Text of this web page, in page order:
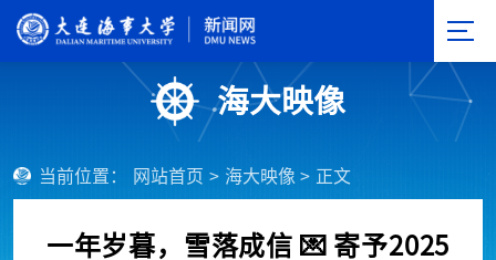
海大映像
当前位置： 网站首页 > 海大映像 > 正文
一年岁暮，雪落成信 💌 寄予2025